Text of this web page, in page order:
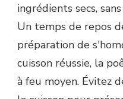
ingrédients secs,
Un temps de repos
préparation de
cuisson réussie, la
à feu moyen. Évitez